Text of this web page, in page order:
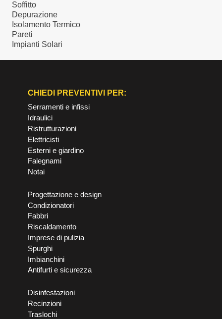
Soffitto
Depurazione
Isolamento Termico
Pareti
Impianti Solari
CHIEDI PREVENTIVI PER:
Serramenti e infissi
Idraulici
Ristrutturazioni
Elettricisti
Esterni e giardino
Falegnami
Notai
Progettazione e design
Condizionatori
Fabbri
Riscaldamento
Imprese di pulizia
Spurghi
Imbianchini
Antifurti e sicurezza
Disinfestazioni
Recinzioni
Traslochi